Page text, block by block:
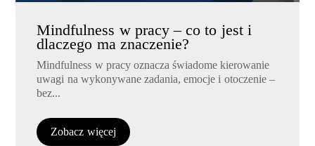
Mindfulness w pracy – co to jest i
dlaczego ma znaczenie?
Mindfulness w pracy oznacza świadome kierowanie
uwagi na wykonywane zadania, emocje i otoczenie –
bez...
Zobacz więcej